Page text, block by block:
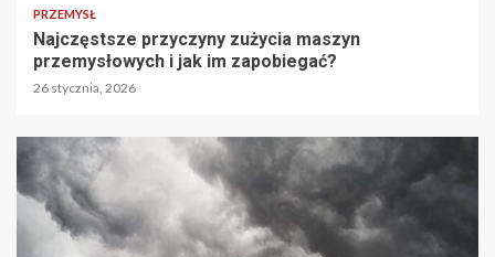
PRZEMYSŁ
Najczęstsze przyczyny zużycia maszyn
przemysłowych i jak im zapobiegać?
26 stycznia, 2026